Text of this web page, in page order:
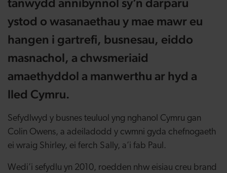
ystod o wasanaethau y mae mawr eu
hangen i gartrefi, busnesau, eiddo
masnachol, a chwsmeriaid
amaethyddol a manwerthu ar hyd a
lled Cymru.
Sefydlwyd y busnes teuluol yng nghanol Cymru gan
Colin Owens, a adeiladodd y cwmni gyda chefnogaeth
ei wraig Shirley, ei ferch Sally, a’i fab Paul.
Wedi’i sefydlu yn 2010, roedden nhw eisiau creu brand